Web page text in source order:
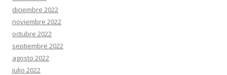
diciembre 2022
noviembre 2022
octubre 2022
septiembre 2022
agosto 2022
julio 2022